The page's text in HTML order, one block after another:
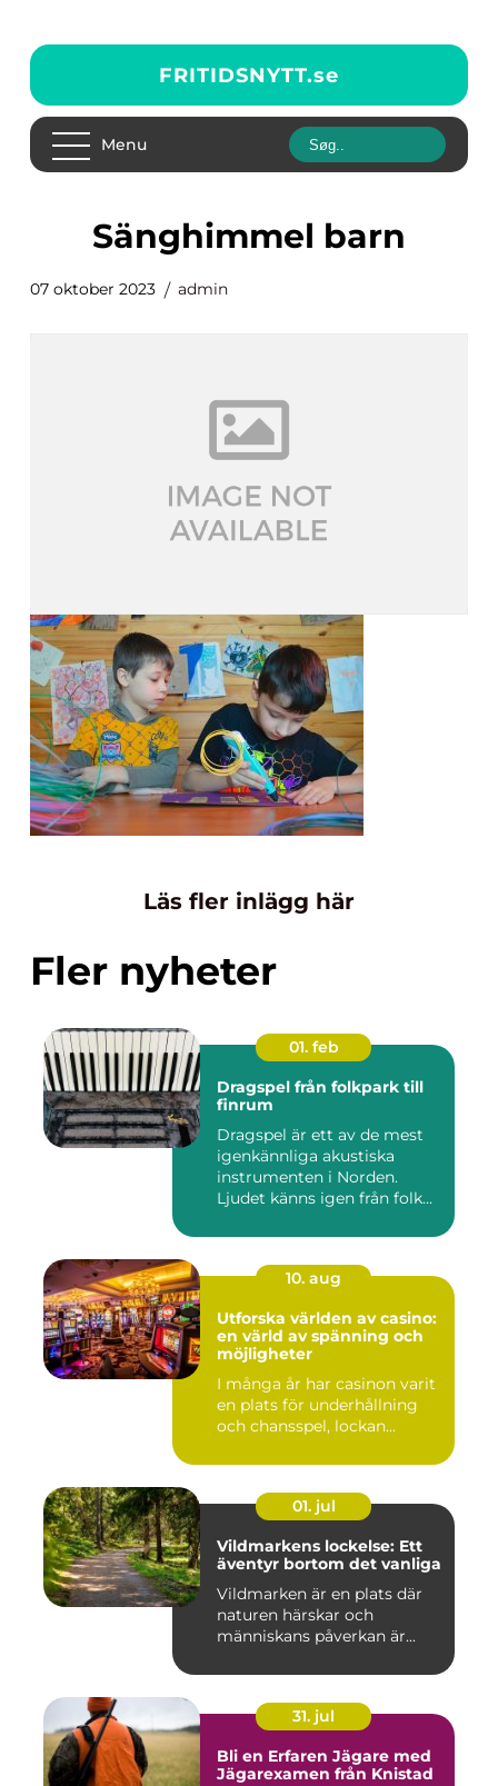
FRITIDSNYTT.se
Menu
sänghimmel barn
07 oktober 2023 admin
Läs fler inlägg här
Fler nyheter
01. feb
Dragspel från folkpark till
finrum
Dragspel är ett av de mest
igenkännliga akustiska
instrumenten i Norden.
Ljudet känns igen från folk...
10. aug
Utforska världen av casino:
en värld av spänning och
möjligheter
I många år har casinon varit
en plats för underhållning
och chansspel, lockan...
01. jul
Vildmarkens lockelse: Ett
äventyr bortom det vanliga
Vildmarken är en plats där
naturen härskar och
människans påverkan är...
31. jul
Bli en Erfaren Jägare med
Jägarexamen från Knistad